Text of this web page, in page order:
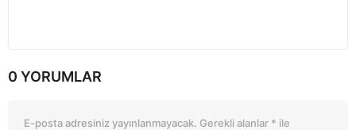
0 YORUMLAR
E-posta adresiniz yayınlanmayacak. Gerekli alanlar * ile